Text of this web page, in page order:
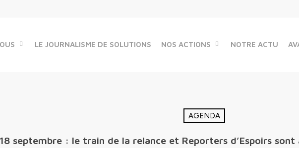
LE JOURNALISME DE SOLUTIONS NOS ACTIONS NOTRE ACTU
AGENDA
septembre : le train de la relance et Reporters d’Espoirs